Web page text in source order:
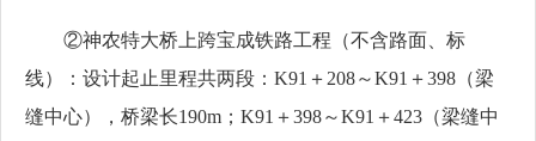
②神农特大桥上跨宝成铁路工程（不含路面、标
线）：设计起止里程共两段：K91＋208～K91＋398（梁
缝中心），桥梁长190m；K91＋398～K91＋423（梁缝中